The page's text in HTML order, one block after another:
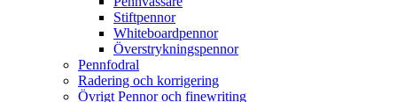
Stiftpennor
Whiteboardpennor
Överstrykningspennor
Pennfodral
Radering och korrigering
Övrigt Pennor och finewriting